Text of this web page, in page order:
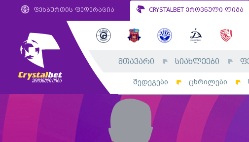
ფეხბურთის ფედერაცია CRYSTALBET ეროვნული ლიგა
მთავარი სიახლეები
შედეგები ცხრილები